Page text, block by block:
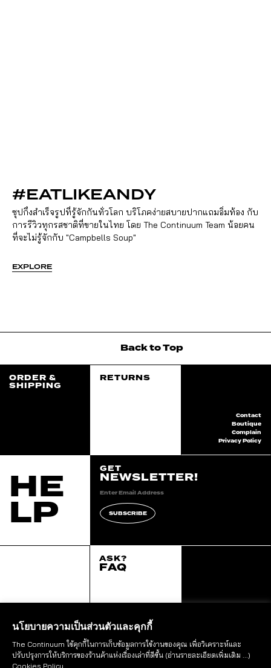
#EATLIKEANDY
ซุปกึ่งสำเร็จรูปที่รู้จักกันทั่วโลก บริโภคง่ายสบายปากแถมอิ่มท้อง กับ
การรีวิวทุกรสชาติที่ขายในไทย โดย The Continuum Team น้อยคน
ที่จะไม่รู้จักกับ "Campbells Soup"
EXPLORE
ORDER &
SHIPPING
HE
LP
BacktoTop
RETURNS
GET
NEWSLETTER!
SUBSCRIBE
right reserved.::*
Contact
Boutique
Complain
Privacy Policy
ASK?
FAQ
STAY IN THE LOOP
FOLLOW US
นโยบายความเป็นส่วนตัวและคุกกี้
The Continuum ใช้คุกกี้ในการเก็บข้อมูลการใช้งานของคุณ เพื่อวิเคราะห์และ
ปรับปรุงการให้บริการของร้านค้าแห่งเรื่องเล่าที่ดีขึ้น (อ่านรายละเอียดเพิ่มเติม ...)